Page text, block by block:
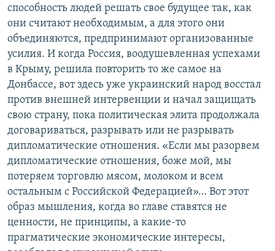
способность людей решать свое будущее так, как
они считают необходимым, а для этого они
объединяются, предпринимают организованные
усилия. И когда Россия, воодушевленная успехами
в Крыму, решила повторить то же самое на
Донбассе, вот здесь уже украинский народ восстал
против внешней интервенции и начал защищать
свою страну, пока политическая элита продолжала
договариваться, разрывать или не разрывать
дипломатические отношения. «Если мы разорвем
дипломатические отношения, боже мой, мы
потеряем торговлю мясом, молоком и всем
остальным с Российской Федерацией»… Вот этот
образ мышления, когда во главе ставятся не
ценности, не принципы, а какие-то
прагматические экономические интересы,